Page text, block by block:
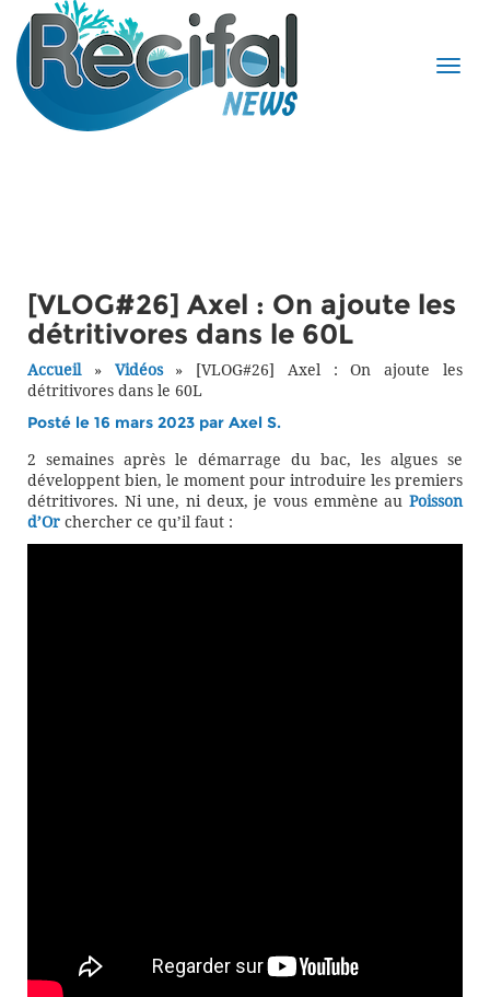
[VLOG#26] Axel : On ajoute les
détritivores dans le 60L
Accueil» Vidéos»
[VLOG#26] Axel : On ajoute les
détritivores dans le 60L
Posté le 16 mars 2023 par Axel S.
2 semaines après le démarrage du bac, les algues se
développent bien, le moment pour introduire les premiers
détritivores. Ni une, ni deux, je vous emmène au Poisson
d’Or chercher ce qu’il faut :